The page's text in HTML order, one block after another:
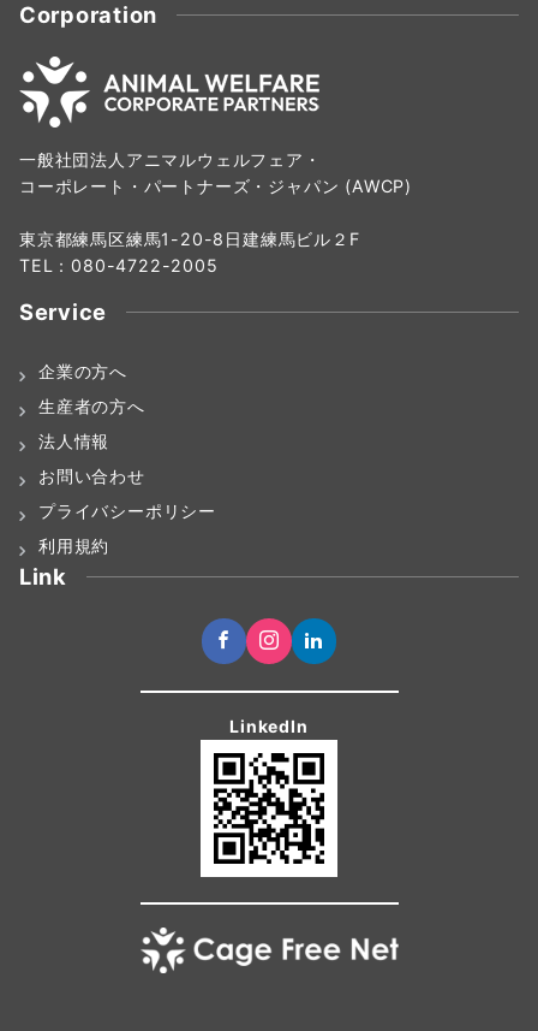
Corporation
一般社団法人アニマルウェルフェア・
コーポレート・パートナーズ・ジャパン (AWCP)
東京都練馬区練馬1-20-8日建練馬ビル２F
TEL：080-4722-2005
Service
企業の方へ
生産者の方へ
法人情報
お問い合わせ
プライバシーポリシー
利用規約
Link
LinkedIn